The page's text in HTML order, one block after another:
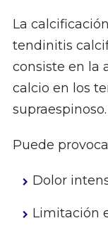
La
tendinitis
consiste en la
calcio en los
supraespinoso.
Puede
Dolor
Limitación